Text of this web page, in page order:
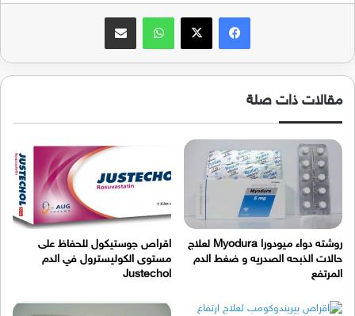
فيسبوك واتساب
مقالات ذات صلة
روشته دواء ميودورا Myodura لعلاج
حالات الذبحه الصدريه و ضغط الدم
المرتفع
اقراص جوستيكول للحفاظ على
مستوى الكوليسترول في الدم
Justechol